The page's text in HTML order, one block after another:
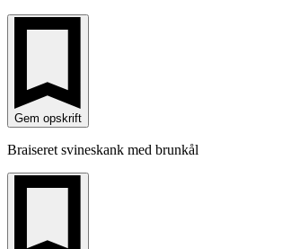
Gem opskrift
Braiseret svineskank med brunkål